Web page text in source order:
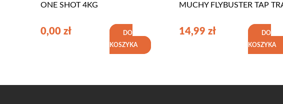
ONE SHOT 4KG
0,00 zł
DO
KOSZYKA
MUCHY FLYBUSTER TAP
14,99 zł
DO
KOSZYKA